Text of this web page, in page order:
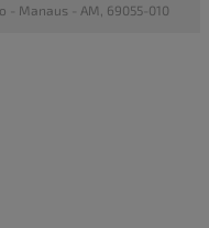
- Manaus - AM, 69055-010